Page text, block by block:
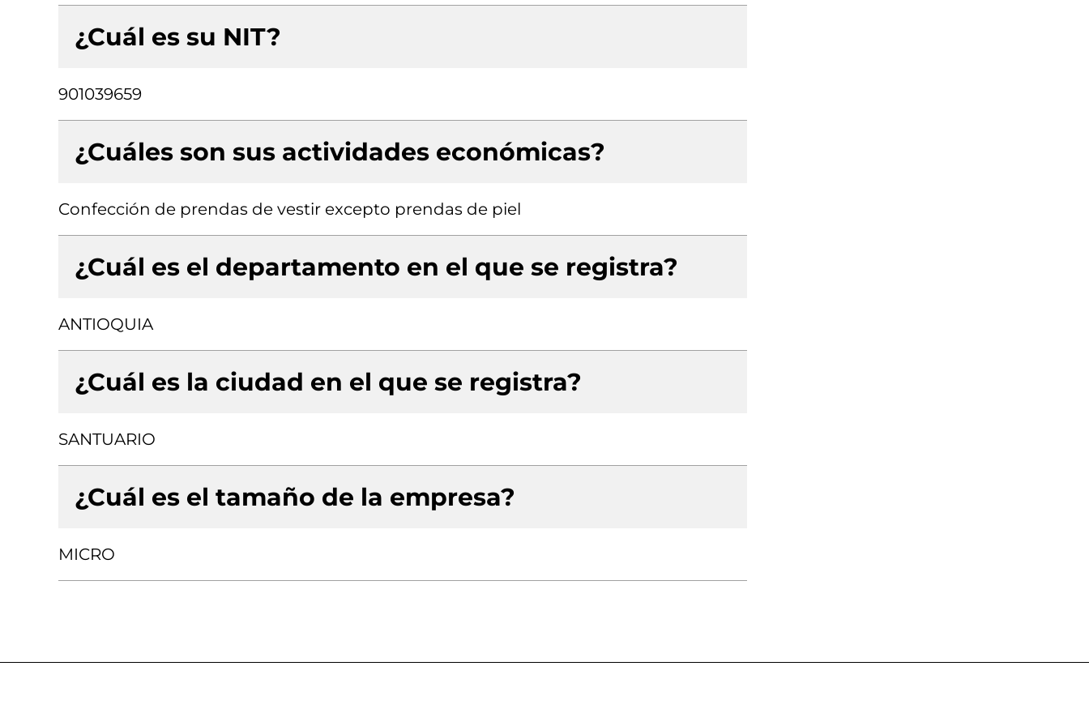
¿Cuál es su NIT?
901039659
¿Cuáles son sus actividades económicas?
Confección de prendas de vestir excepto prendas de piel
¿Cuál es el departamento en el que se registra?
ANTIOQUIA
¿Cuál es la ciudad en el que se registra?
SANTUARIO
¿Cuál es el tamaño de la empresa?
MICRO